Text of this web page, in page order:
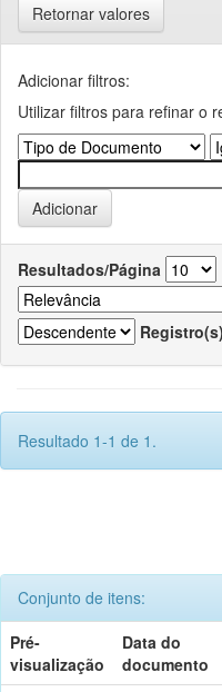
Retornar valores
Adicionar filtros:
Utilizar filtros para refinar o
Resultados/Página
Registro(s)
Resultado 1-1 de 1.
Conjunto de itens:
Pré-
visualização
Data do
documento